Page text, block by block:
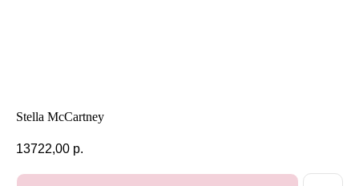
Stella McCartney
13722,00 р.